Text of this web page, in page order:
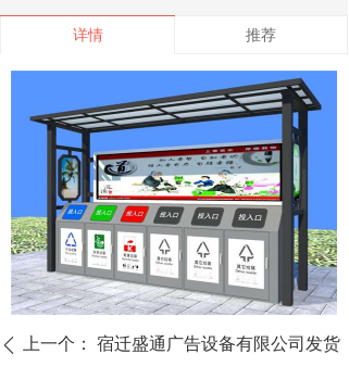
详情 推荐
ꄴ 上一个： 宿迁盛通广告设备有限公司发货